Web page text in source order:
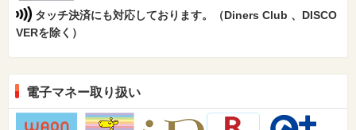
タッチ決済にも対応しております。（Diners Club 、DISCO
VERを除く）
電子マネー取り扱い